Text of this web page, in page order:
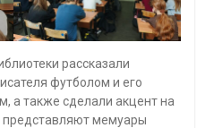
рассказали
футболом и его
а также сделали акцент на
представляют мемуары